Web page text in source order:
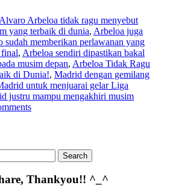
Alvaro Arbeloa tidak ragu menyebut
yang terbaik di dunia, Arbeloa juga
sudah memberikan perlawanan yang
, Arbeloa sendiri dipastikan bakal
musim depan, Arbeloa Tidak Ragu
di Dunia!, Madrid dengan gemilang
untuk menjuarai gelar Liga
justru mampu mengakhiri musim
Thankyou!! ^_^